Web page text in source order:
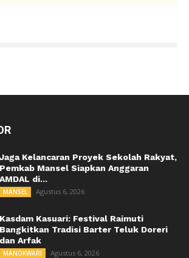
Jaga Kelancaran Proyek Sekolah Rakyat,
Pemkab Mansel Siapkan Anggaran
AMDAL di...
MANSEL Agustus 6, 2026
Kasdam Kasuari: Festival Raimuti
Bangkitkan Tradisi Barter Teluk Doreri
dan Arfak
MANOKWARI Agustus 6, 2026